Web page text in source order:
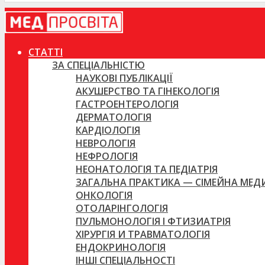
СТАТТІ
ЗА СПЕЦІАЛЬНІСТЮ
НАУКОВІ ПУБЛІКАЦІЇ
АКУШЕРСТВО ТА ГІНЕКОЛОГІЯ
ГАСТРОЕНТЕРОЛОГІЯ
ДЕРМАТОЛОГІЯ
КАРДІОЛОГІЯ
НЕВРОЛОГІЯ
НЕФРОЛОГІЯ
НЕОНАТОЛОГІЯ ТА ПЕДІАТРІЯ
ЗАГАЛЬНА ПРАКТИКА — СІМЕЙНА
ОНКОЛОГІЯ
ОТОЛАРІНГОЛОГІЯ
ПУЛЬМОНОЛОГІЯ І ФТИЗИАТРІЯ
ХІРУРГІЯ И ТРАВМАТОЛОГІЯ
ЕНДОКРИНОЛОГІЯ
ІНШІ СПЕЦІАЛЬНОСТІ